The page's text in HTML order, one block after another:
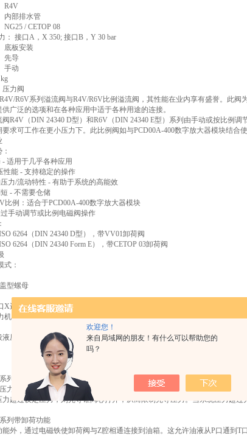
欢迎您！
来自局域网的朋友！有什么可以帮助您的
吗？
R4V
内部排水管
NG25 / CETOP 08
： 接口A，X 350; 接口B，Y 30 bar
底板安装
先导
手动
压力阀
R6V系列溢流阀与R4V/R6V比例溢流阀，其性能在业内享有盛誉。此
广泛的选项和在各种应用中适于各种用途的连接。
阀R4V（DIN 24340 D型）和R6V（DIN 24340 E型）系列由手动或按比例
求可工作在更小压力下。此比例阀如与PCD00A-400数字放大器模块结合
- 适用于几乎各种应用
性能 - 支持稳定的操作
力/流动特性 - 有助于系统的高能效
- 不需要仓储
比例：适合于PCD00A-400数字放大器模块
手动调节或比例电磁阀操作
6264（DIN 24340 D型），带VV01卸荷阀
6264（DIN 24340 Form E），带CETOP 03卸荷阀
式：
型螺母
X进行远程控制
机械调整（R6V * P2可选）
压应用
列
力通过X油道作用于有弹簧加压的先导锥阀芯上。此先导阀芯控制了插装
力超过设定压力，则先导锥阀芯打开，从而限制先导压力。当系统压力超
列带卸荷功能
能外，通过电磁铁使卸荷阀与Z腔相通连接到油箱。这允许油液从P口通到T